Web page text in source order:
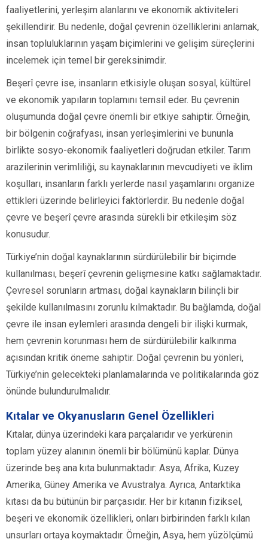
faaliyetlerini, yerleşim alanlarını ve ekonomik aktiviteleri
şekillendirir. Bu nedenle, doğal çevrenin özelliklerini anlamak,
insan topluluklarının yaşam biçimlerini ve gelişim süreçlerini
incelemek için temel bir gereksinimdir.
Beşerî çevre ise, insanların etkisiyle oluşan sosyal, kültürel
ve ekonomik yapıların toplamını temsil eder. Bu çevrenin
oluşumunda doğal çevre önemli bir etkiye sahiptir. Örneğin,
bir bölgenin coğrafyası, insan yerleşimlerini ve bununla
birlikte sosyo-ekonomik faaliyetleri doğrudan etkiler. Tarım
arazilerinin verimliliği, su kaynaklarının mevcudiyeti ve iklim
koşulları, insanların farklı yerlerde nasıl yaşamlarını organize
ettikleri üzerinde belirleyici faktörlerdir. Bu nedenle doğal
çevre ve beşerî çevre arasında sürekli bir etkileşim söz
konusudur.
Türkiye’nin doğal kaynaklarının sürdürülebilir bir biçimde
kullanılması, beşerî çevrenin gelişmesine katkı sağlamaktadır.
Çevresel sorunların artması, doğal kaynakların bilinçli bir
şekilde kullanılmasını zorunlu kılmaktadır. Bu bağlamda, doğal
çevre ile insan eylemleri arasında dengeli bir ilişki kurmak,
hem çevrenin korunması hem de sürdürülebilir kalkınma
açısından kritik öneme sahiptir. Doğal çevrenin bu yönleri,
Türkiye’nin gelecekteki planlamalarında ve politikalarında göz
önünde bulundurulmalıdır.
Kıtalar ve Okyanusların Genel Özellikleri
Kıtalar, dünya üzerindeki kara parçalarıdır ve yerkürenin
toplam yüzey alanının önemli bir bölümünü kaplar. Dünya
üzerinde beş ana kıta bulunmaktadır: Asya, Afrika, Kuzey
Amerika, Güney Amerika ve Avustralya. Ayrıca, Antarktika
kıtası da bu bütünün bir parçasıdır. Her bir kıtanın fiziksel,
beşeri ve ekonomik özellikleri, onları birbirinden farklı kılan
unsurları ortaya koymaktadır. Örneğin, Asya, hem yüzölçümü